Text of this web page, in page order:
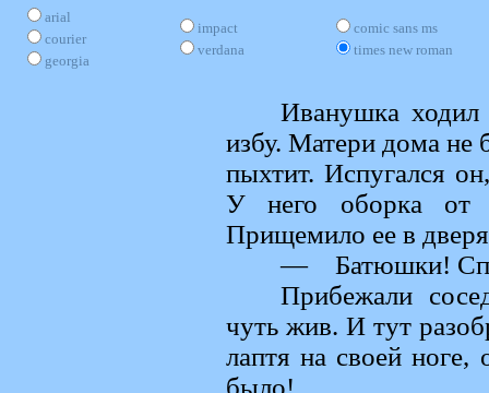
arial
courier
georgia
impact
verdana
comic sans ms
times new roman
Иванушка
избу. Матери дома
пыхтит. Испугался
У него оборка от
Прищемило ее в
— Батюшки!
Прибежали
чуть жив. И тут
лаптя на своей
было!